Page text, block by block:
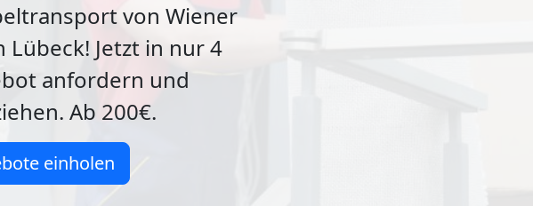
von Wiener
Lübeck! Jetzt in nur 4
anfordern und
Ab 200€.
einholen